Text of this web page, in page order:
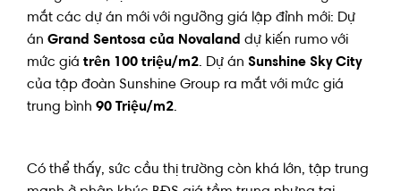
mắt các dự án mới với ngưỡng giá lập đỉnh mới: Dự
án Grand Sentosa của Novaland dự kiến rumo với
mức giá trên 100 triệu/m2. Dự án Sunshine Sky City
của tập đoàn Sunshine Group ra mắt với mức giá
trung bình 90 Triệu/m2.
Có thể thấy, sức cầu thị trường còn khá lớn, tập trung